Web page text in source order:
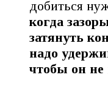
добиться
когда
затянуть
надо
чтобы он не